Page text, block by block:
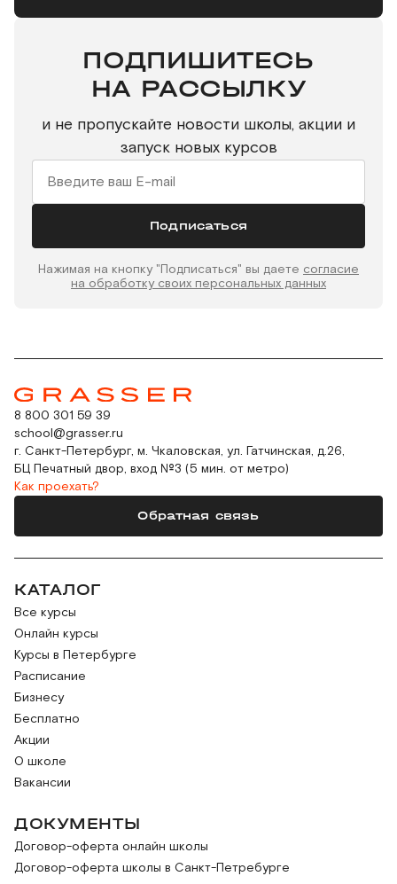
ПОДПИШИТЕСЬ
НА РАССЫЛКУ
и не пропускайте новости школы, акции и
запуск новых курсов
Подписаться
Нажимая на кнопку "Подписаться" вы даете согласие
на обработку своих персональных данных
8 800 301 59 39
school@grasser.ru
г. Санкт-Петербург, м. Чкаловская, ул. Гатчинская, д.26,
БЦ Печатный двор, вход №3 (5 мин. от метро)
Как проехать?
Обратная связь
КАТАЛОГ
Все курсы
Онлайн курсы
Курсы в Петербурге
Расписание
Бизнесу
Бесплатно
Акции
О школе
Вакансии
ДОКУМЕНТЫ
Договор-оферта онлайн школы
Договор-оферта школы в Санкт-Петребурге